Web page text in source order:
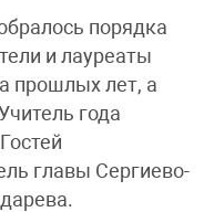
порядка
и лауреаты
прошлых лет, а
года
главы Сергиево-